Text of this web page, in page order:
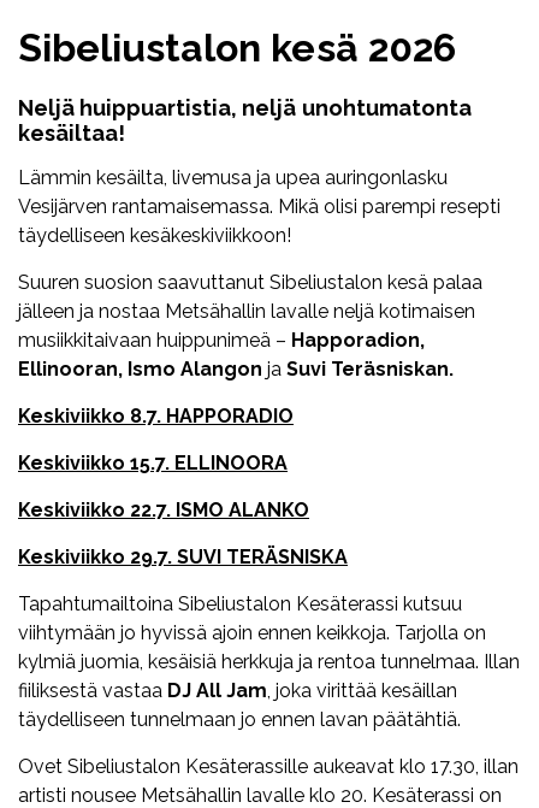
Sibeliustalon kesä 2026
Neljä huippuartistia, neljä unohtumatonta
kesäiltaa!
Lämmin kesäilta, livemusa ja upea auringonlasku
Vesijärven rantamaisemassa. Mikä olisi parempi resepti
täydelliseen kesäkeskiviikkoon!
Suuren suosion saavuttanut Sibeliustalon kesä palaa
jälleen ja nostaa Metsähallin lavalle neljä kotimaisen
musiikkitaivaan huippunimeä – Happoradion,
Ellinooran, Ismo Alangon ja Suvi Teräsniskan.
Keskiviikko 8.7. HAPPORADIO
Keskiviikko 15.7. ELLINOORA
Keskiviikko 22.7. ISMO ALANKO
Keskiviikko 29.7. SUVI TERÄSNISKA
Tapahtumailtoina Sibeliustalon Kesäterassi kutsuu
viihtymään jo hyvissä ajoin ennen keikkoja. Tarjolla on
kylmiä juomia, kesäisiä herkkuja ja rentoa tunnelmaa. Illan
fiiliksestä vastaa DJ All Jam, joka virittää kesäillan
täydelliseen tunnelmaan jo ennen lavan päätähtiä.
Ovet Sibeliustalon Kesäterassille aukeavat klo 17.30, illan
artisti nousee Metsähallin lavalle klo 20. Kesäterassi on